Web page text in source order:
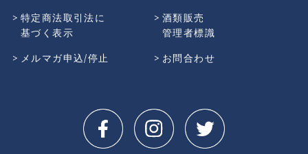
特定商法取引法に
基づく表示
酒類販売
管理者標識
メルマガ申込/停止
お問合わせ